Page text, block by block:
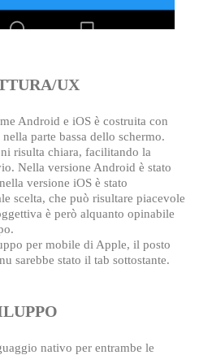
UX
Android e iOS è costruita con
parte bassa dello schermo.
risulta chiara, facilitando la
Nella versione Android è stato
versione iOS è stato
scelta, che può risultare piacevole
è però alquanto opinabile
per mobile di Apple, il posto
sarebbe stato il tab sottostante.
nativo per entrambe le